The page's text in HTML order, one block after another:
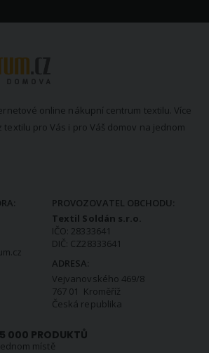
online nákupní centrum textilu. Více
textilu pro Vás i pro Váš domov na jednom
PROVOZOVATEL OBCHODU:
Textil Soldán s.r.o.
IČO: 28333641
DIČ: CZ28333641
ADRESA:
Vejvanovského 469/8
767 01 Kroměříž
Česká republika
000 PRODUKTŮ
místě